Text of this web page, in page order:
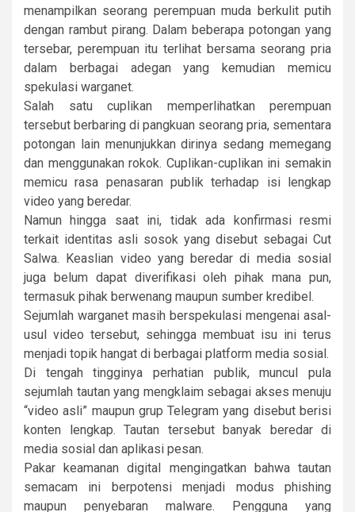
menampilkan seorang perempuan muda berkulit putih
dengan rambut pirang. Dalam beberapa potongan yang
tersebar, perempuan itu terlihat bersama seorang pria
dalam berbagai adegan yang kemudian memicu
spekulasi warganet.
Salah satu cuplikan memperlihatkan perempuan
tersebut berbaring di pangkuan seorang pria, sementara
potongan lain menunjukkan dirinya sedang memegang
dan menggunakan rokok. Cuplikan-cuplikan ini semakin
memicu rasa penasaran publik terhadap isi lengkap
video yang beredar.
Namun hingga saat ini, tidak ada konfirmasi resmi
terkait identitas asli sosok yang disebut sebagai Cut
Salwa. Keaslian video yang beredar di media sosial
juga belum dapat diverifikasi oleh pihak mana pun,
termasuk pihak berwenang maupun sumber kredibel.
Sejumlah warganet masih berspekulasi mengenai asal-
usul video tersebut, sehingga membuat isu ini terus
menjadi topik hangat di berbagai platform media sosial.
Di tengah tingginya perhatian publik, muncul pula
sejumlah tautan yang mengklaim sebagai akses menuju
“video asli” maupun grup Telegram yang disebut berisi
konten lengkap. Tautan tersebut banyak beredar di
media sosial dan aplikasi pesan.
Pakar keamanan digital mengingatkan bahwa tautan
semacam ini berpotensi menjadi modus phishing
maupun penyebaran malware. Pengguna yang